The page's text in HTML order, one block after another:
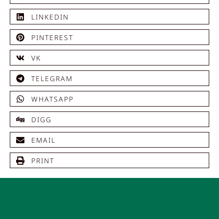
LINKEDIN
PINTEREST
VK
TELEGRAM
WHATSAPP
DIGG
EMAIL
PRINT